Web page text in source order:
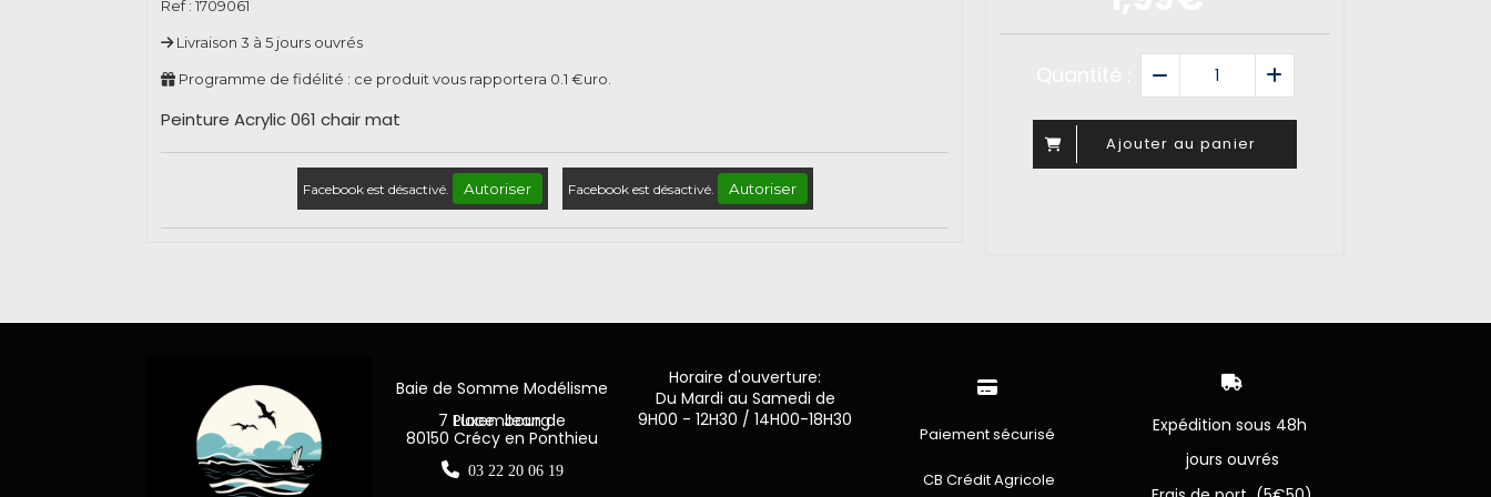
Ajouter au panier
Ref : 1709061
Livraison 3 à 5 jours ouvrés
Programme de fidélité : ce produit vous rapportera 0.1 €uro.
Peinture Acrylic 061 chair mat
Facebook est désactivé. Autoriser Facebook est désactivé. Autoriser
Baie de Somme Modélisme
7 Place Jean de Luxembourg
80150 Crécy en Ponthieu
 03 22 20 06 19
Horaire d'ouverture:
Du Mardi au Samedi de
9H00 - 12H30 / 14H00-18H30

Paiement sécurisé
CB Crédit Agricole

Expédition sous 48h
jours ouvrés